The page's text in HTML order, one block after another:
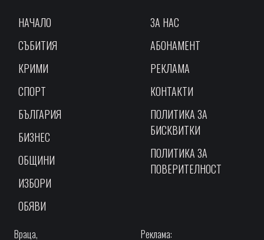
НАЧАЛО
СЪБИТИЯ
КРИМИ
СПОРТ
БЪЛГАРИЯ
БИЗНЕС
ОБЩИНИ
ИЗБОРИ
ОБЯВИ
ЗА НАС
АБОНАМЕНТ
РЕКЛАМА
КОНТАКТИ
ПОЛИТИКА ЗА
БИСКВИТКИ
ПОЛИТИКА ЗА
ПОВЕРИТЕЛНОСТ
Враца, Реклама: